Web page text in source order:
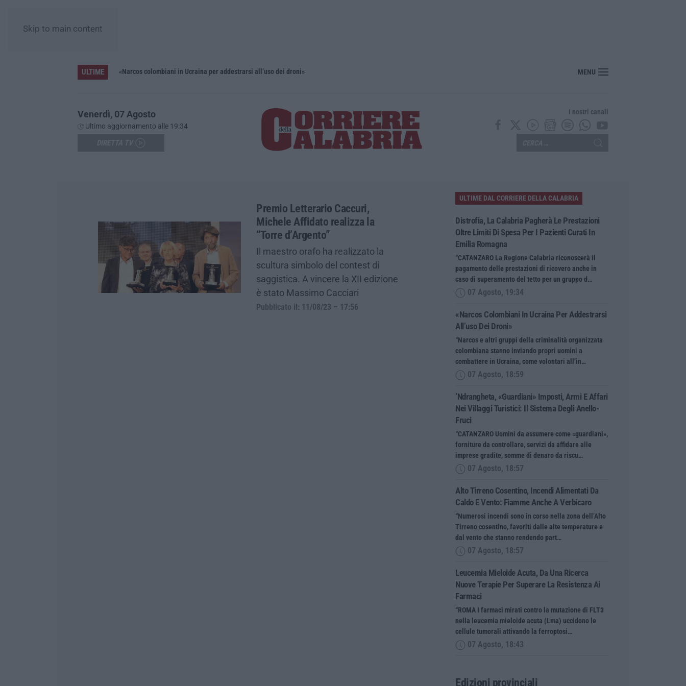
Skip to main content
ULTIME
Distrofia, la Calabria pagherà le prestazioni oltre limiti di spesa per i pazienti curati in Emilia Romagna «Narcos colombiani in Ucraina per addestrarsi all’uso dei droni» ’Ndrangheta, «guardiani» imposti, armi e affari nei villaggi turistici: il sistema degli
MENU
Venerdì, 07 Agosto
Ultimo aggiornamento alle 19:34
I nostri canali
Premio Letterario Caccuri,
Michele Affidato realizza la
“Torre d’Argento”
Il maestro orafo ha realizzato la
scultura simbolo del contest di
saggistica. A vincere la XII edizione
è stato Massimo Cacciari
Pubblicato il: 11/08/23 – 17:56
ULTIME DAL CORRIERE DELLA CALABRIA
Distrofia, La Calabria Pagherà Le Prestazioni
Oltre Limiti Di Spesa Per I Pazienti Curati In
Emilia Romagna
“CATANZARO La Regione Calabria riconoscerà il
pagamento delle prestazioni di ricovero anche in
caso di superamento del tetto per un gruppo d…
07 Agosto, 19:34
«Narcos Colombiani In Ucraina Per Addestrarsi
All’uso Dei Droni»
“Narcos e altri gruppi della criminalità organizzata
colombiana stanno inviando propri uomini a
combattere in Ucraina, come volontari all’in…
07 Agosto, 18:59
’Ndrangheta, «guardiani» Imposti, Armi E Affari
Nei Villaggi Turistici: Il Sistema Degli Anello-
Fruci
“CATANZARO Uomini da assumere come «guardiani»,
forniture da controllare, servizi da affidare alle
imprese gradite, somme di denaro da riscu…
07 Agosto, 18:57
Alto Tirreno Cosentino, Incendi Alimentati Da
Caldo E Vento: Fiamme Anche A Verbicaro
“Numerosi incendi sono in corso nella zona dell’Alto
Tirreno cosentino, favoriti dalle alte temperature e
dal vento che stanno rendendo part…
07 Agosto, 18:57
Leucemia Mieloide Acuta, Da Una Ricerca
Nuove Terapie Per Superare La Resistenza Ai
Farmaci
“ROMA I farmaci mirati contro la mutazione di FLT3
nella leucemia mieloide acuta (Lma) uccidono le
cellule tumorali attivando la ferroptosi…
07 Agosto, 18:43
Edizioni provinciali